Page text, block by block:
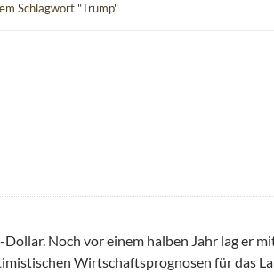
Schlagwort "Trump"
Noch vor einem halben Jahr lag er
Wirtschaftsprognosen für das